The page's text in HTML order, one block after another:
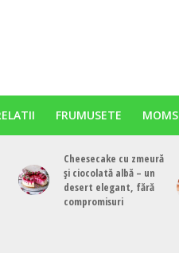
FRUMUSETE MOMS
Cheesecake cu zmeură
și ciocolată albă – un
desert elegant, fără
compromisuri